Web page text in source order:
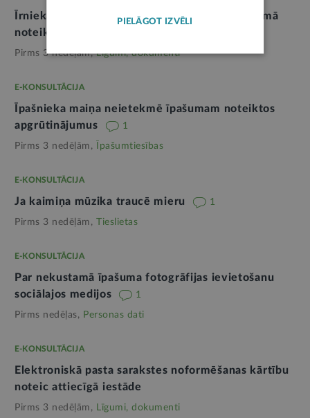
Īrniekam ir pienākums maksāt īres maksu līgumā
noteiktajā apmērā un kārtībā
Pirms 3 nedēļām, Līgumi, dokumenti
E-KONSULTĀCIJA
Īpašnieka maiņa neietekmē īpašumam noteiktos
apgrūtinājumus
1
Pirms 3 nedēļām, Īpašumtiesības
E-KONSULTĀCIJA
Ja kaimiņa mūzika traucē mieru 1
Pirms 3 nedēļām, Tieslietas
E-KONSULTĀCIJA
Par nekustamā īpašuma fotogrāfijas ievietošanu
sociālajos medijos
1
Pirms nedēļas, Personas dati
E-KONSULTĀCIJA
Elektroniskā pasta sarakstes noformēšanas kārtību
noteic attiecīgā iestāde
Pirms 3 nedēļām, Līgumi, dokumenti
PIELĀGOT IZVĒLI